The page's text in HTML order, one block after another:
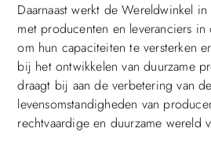
Daarnaast werkt de Wereldwinkel
met producenten en leveranciers in
om hun capaciteiten te versterken
bij het ontwikkelen van duurzame
draagt bij aan de verbetering van de
levensomstandigheden van
rechtvaardige en duurzame wereld